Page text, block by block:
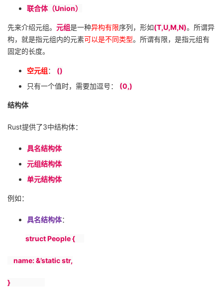
联合体（Union）
先来介绍元组。 元组是一种异构有限序列，形如(T,U,M,N)。所谓异
构，就是指元组内的元素可以是不同类型。所谓有限，是指元组有
固定的长度。
空元组：
()
只有一个值时，需要加逗号：
(0,)
结构体
Rust提供了3中结构体：
具名结构体
元组结构体
单元结构体
例如：
具名结构体：
struct People {
name: &’static str,
}